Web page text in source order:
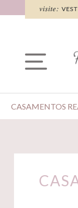
CASAMENTOS